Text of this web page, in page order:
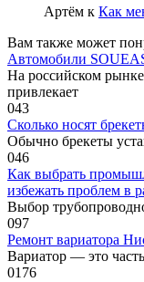
Артём к Как
Вам также может
Автомобили
На российском
привлекает
043
Сколько носят
Обычно брекеты
046
Как выбрать
избежать проблем в
Выбор
097
Ремонт вариатора
Вариатор — это
0176